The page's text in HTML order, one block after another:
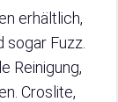
erhältlich,
sogar Fuzz.
Reinigung,
Croslite,